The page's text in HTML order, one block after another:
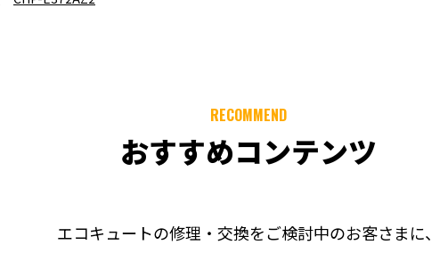
RECOMMEND
おすすめコンテンツ
エコキュートの修理・交換をご検討中のお客さまに、